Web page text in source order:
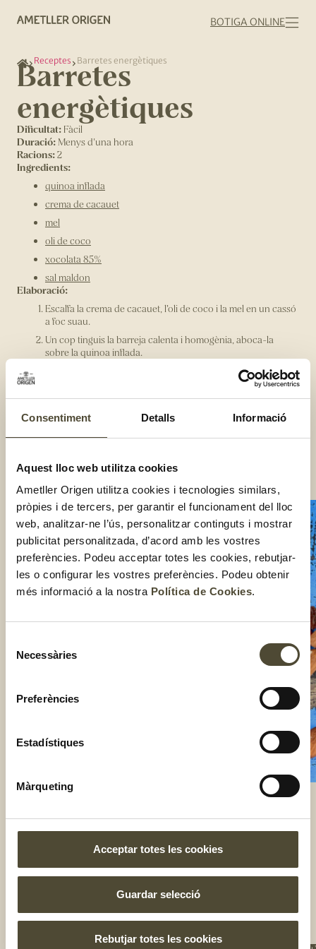
Consentiment Detalls Informació
Aquest lloc web utilitza cookies
Ametller Origen utilitza cookies i tecnologies similars,
pròpies i de tercers, per garantir el funcionament del lloc
web, analitzar-ne l’ús, personalitzar continguts i mostrar
publicitat personalitzada, d’acord amb les vostres
preferències. Podeu acceptar totes les cookies, rebutjar-
les o configurar les vostres preferències. Podeu obtenir
més informació a la nostra Política de Cookies.
Necessàries
Preferències
Estadístiques
Màrqueting
Acceptar totes les cookies
Guardar selecció
Rebutjar totes les cookies
BOTIGA ONLINE
Receptes Barretes energètiques
Barretes
energètiques
Dificultat: Fàcil
Duració: Menys d'una hora
Racions:2
Ingredients:
quinoa inflada
crema de cacauet
mel
oli de coco
xocolata 85%
sal maldon
Elaboració:
Escalfa la crema de cacauet, l’oli de coco i la mel en un cassó
a foc suau.
Un cop tinguis la barreja calenta i homogènia, aboca-la
sobre la quinoa inflada.
Remena-ho tot bé i deixa-ho reposar en un recipient
quadrat amb paper de forn. Assegura’t de prémer-ho bé!
Desfés la xocolata amb una mica d’oli de coco a foc molt
suau.
Talla-ho a daus o rectangles i reserva’ls dins de la nevera.
Compartir:
El gust és nostre